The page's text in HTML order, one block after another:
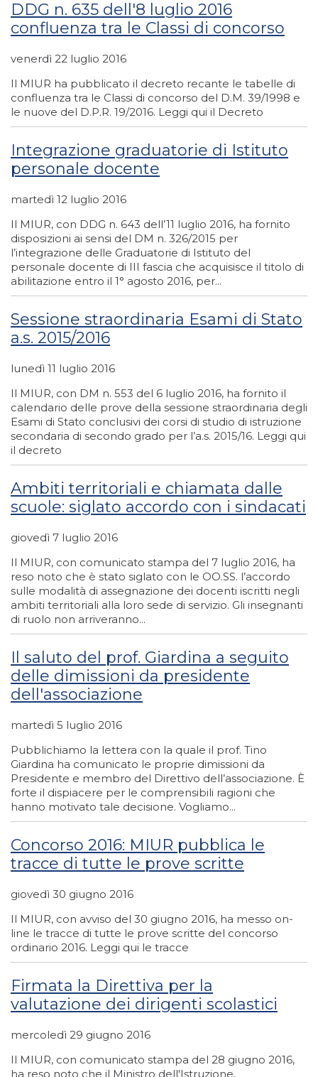
DDG n. 635 dell'8 luglio 2016
confluenza tra le Classi di concorso
venerdì 22 luglio 2016
Il MIUR ha pubblicato il decreto recante le tabelle di
confluenza tra le Classi di concorso del D.M. 39/1998 e
le nuove del D.P.R. 19/2016. Leggi qui il Decreto
Integrazione graduatorie di Istituto
personale docente
martedì 12 luglio 2016
Il MIUR, con DDG n. 643 dell’11 luglio 2016, ha fornito
disposizioni ai sensi del DM n. 326/2015 per
l’integrazione delle Graduatorie di Istituto del
personale docente di III fascia che acquisisce il titolo di
abilitazione entro il 1° agosto 2016, per...
Sessione straordinaria Esami di Stato
a.s. 2015/2016
lunedì 11 luglio 2016
Il MIUR, con DM n. 553 del 6 luglio 2016, ha fornito il
calendario delle prove della sessione straordinaria degli
Esami di Stato conclusivi dei corsi di studio di istruzione
secondaria di secondo grado per l’a.s. 2015/16. Leggi qui
il decreto
Ambiti territoriali e chiamata dalle
scuole: siglato accordo con i sindacati
giovedì 7 luglio 2016
Il MIUR, con comunicato stampa del 7 luglio 2016, ha
reso noto che è stato siglato con le OO.SS. l’accordo
sulle modalità di assegnazione dei docenti iscritti negli
ambiti territoriali alla loro sede di servizio. Gli insegnanti
di ruolo non arriveranno...
Il saluto del prof. Giardina a seguito
delle dimissioni da presidente
dell'associazione
martedì 5 luglio 2016
Pubblichiamo la lettera con la quale il prof. Tino
Giardina ha comunicato le proprie dimissioni da
Presidente e membro del Direttivo dell’associazione. È
forte il dispiacere per le comprensibili ragioni che
hanno motivato tale decisione. Vogliamo...
Concorso 2016: MIUR pubblica le
tracce di tutte le prove scritte
giovedì 30 giugno 2016
Il MIUR, con avviso del 30 giugno 2016, ha messo on-
line le tracce di tutte le prove scritte del concorso
ordinario 2016. Leggi qui le tracce
Firmata la Direttiva per la
valutazione dei dirigenti scolastici
mercoledì 29 giugno 2016
Il MIUR, con comunicato stampa del 28 giugno 2016,
ha reso noto che il Ministro dell'Istruzione,